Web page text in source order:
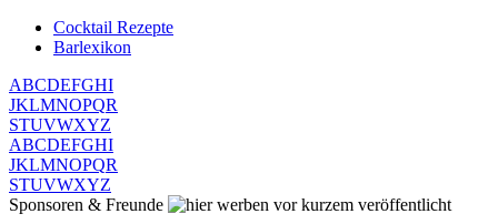
Cocktail Rezepte
Barlexikon
ABCDEFGHI
JKLMNOPQR
STUVWXYZ
ABCDEFGHI
JKLMNOPQR
STUVWXYZ
Sponsoren & Freunde
vor kurzem veröffentlicht